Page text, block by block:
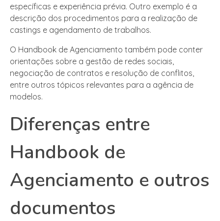
específicas e experiência prévia. Outro exemplo é a
descrição dos procedimentos para a realização de
castings e agendamento de trabalhos.
O Handbook de Agenciamento também pode conter
orientações sobre a gestão de redes sociais,
negociação de contratos e resolução de conflitos,
entre outros tópicos relevantes para a agência de
modelos.
Diferenças entre
Handbook de
Agenciamento e outros
documentos